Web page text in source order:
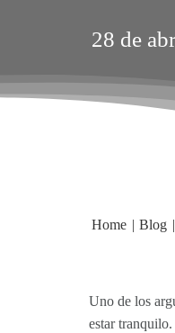
28 de
Home Blog
Uno de los
estar